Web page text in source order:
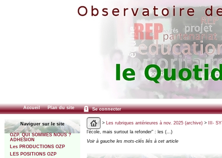
Accueil Plan du site Se connecter
Naviguer sur le site
OZP. QUI SOMMES NOUS ?
ADHESION
Les PRODUCTIONS OZP
LES POSITIONS OZP
> Les rubriques antérieures à nov. 2025 (archive)>
III-
l’école, mais surtout la refonder" : les (…)
Voir à gauche les mots-clés liés à cet article